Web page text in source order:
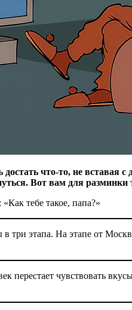
что-то, не вставая
Вот вам для разминки
тебе такое, папа?»
в три этапа. На этапе от
перестает чувствовать